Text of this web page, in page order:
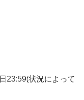
23:59(状況によって